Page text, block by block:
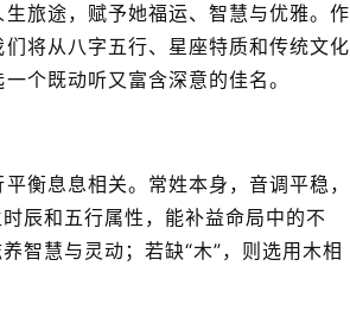
旅途，赋予她福运、智慧与优雅。作
将从八字五行、星座特质和传统文化
个既动听又富含深意的佳名。
衡息息相关。常姓本身，音调平稳，
辰和五行属性，能补益命局中的不
智慧与灵动；若缺“木”，则选用木相